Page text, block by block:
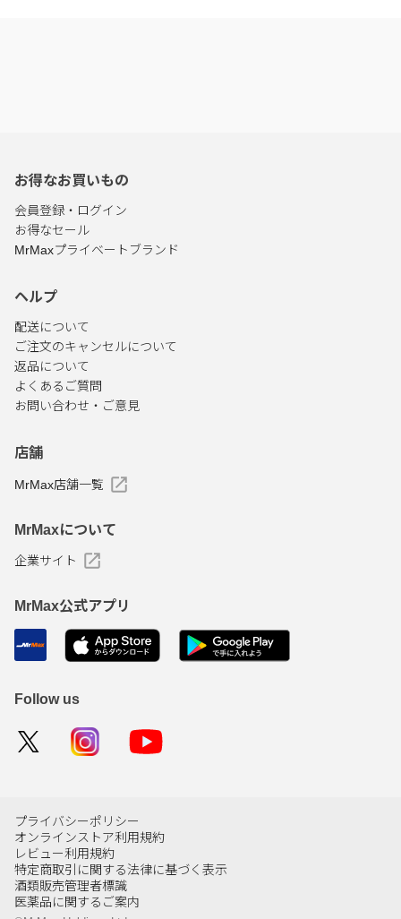
お得なお買いもの
会員登録・ログイン
お得なセール
MrMaxプライベートブランド
ヘルプ
配送について
ご注文のキャンセルについて
返品について
よくあるご質問
お問い合わせ・ご意見
店舗
MrMax店舗一覧
MrMaxについて
企業サイト
MrMax公式アプリ
Follow us
プライバシーポリシー
オンラインストア利用規約
レビュー利用規約
特定商取引に関する法律に基づく表示
酒類販売管理者標識
医薬品に関するご案内